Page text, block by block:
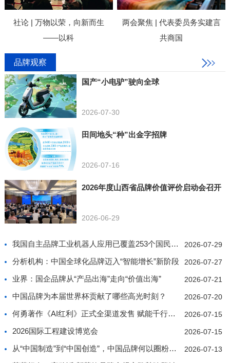
社论 | 万物以荣，向新而生
——以科
两会聚焦 | 代表委员务实建言
共商国
品牌观察
国产“小电驴”驶向全球
2026-07-30
田间地头“种”出金字招牌
2026-07-16
2026年度山西省品牌价值评价启动会召开
2026-06-29
我国自主品牌工业机器人应用已覆盖253个国民经济行业 2026-07-29
分析机构：中国全球化品牌迈入“智能增长”新阶段 2026-07-27
业界：国企品牌从“产品出海”走向“价值出海” 2026-07-21
中国品牌为本届世界杯贡献了哪些高光时刻？ 2026-07-20
何勇著作《AI红利》正式全渠道发售 赋能千行百业价值 2026-07-15
2026国际工程建设博览会 2026-07-15
从“中国制造”到“中国创造”，中国品牌何以圈粉世界 2026-07-13